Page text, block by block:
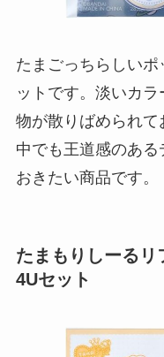
たまごっちらしい
ットです。淡いカ
物が散りばめられ
中でも王道感のあ
おきたい商品です。
たまもりしーる
4Uセット